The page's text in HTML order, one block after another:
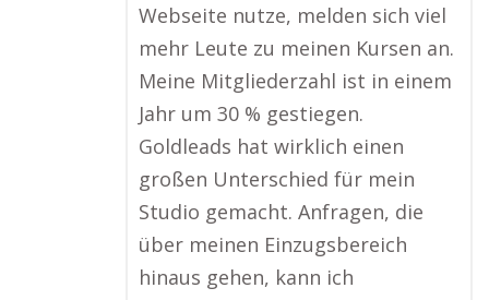
Webseite nutze, melden sich viel
mehr Leute zu meinen Kursen an.
Meine Mitgliederzahl ist in einem
Jahr um 30 % gestiegen.
Goldleads hat wirklich einen
großen Unterschied für mein
Studio gemacht. Anfragen, die
über meinen Einzugsbereich
hinaus gehen, kann ich